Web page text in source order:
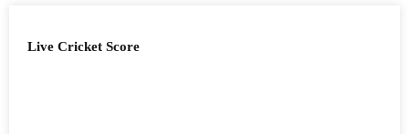
Live Cricket Score